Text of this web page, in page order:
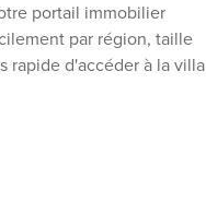
portail immobilier
par région, taille
rapide d'accéder à la villa